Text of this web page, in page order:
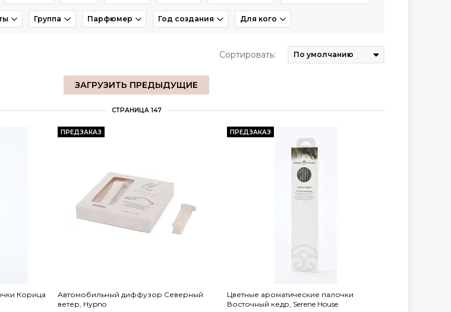
Группа Парфюмер Год создания Для кого
Сортировать:
ЗАГРУЗИТЬ ПРЕДЫДУЩИЕ
СТРАНИЦА 147
Корица
ПРЕДЗАКАЗ
Автомобильный диффузор Северный
ветер, Hypno
ПРЕДЗАКАЗ
Цветные ароматические палочки
Восточный кедр, Serene House